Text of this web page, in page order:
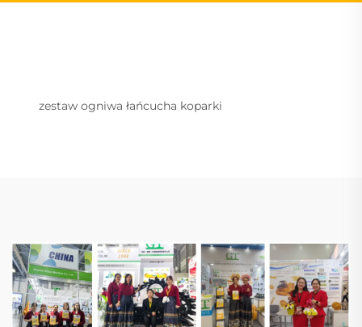
zestaw ogniwa łańcucha koparki